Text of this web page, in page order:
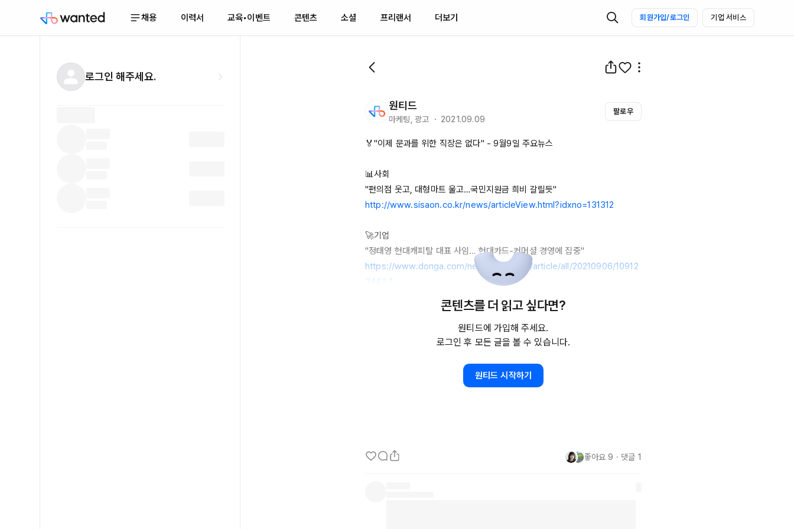
채용 이력서 교육•이벤트 콘텐츠 소셜 프리랜서 더보기 회원가입/로그인 기업 서비스
로그인 해주세요.
원티드
마케팅, 광고 ・ 2021.09.09
팔로우
🏅"이제 문과를 위한 직장은 없다" - 9월9일 주요뉴스
📊사회
http://www.sisaon.co.kr/news/articleView.html?idxno=131312
🚀기업
https://www.donga.com/news/Economy/article/all/20210906/10912
3443/1
https://www.chosun.com/culture-
콘텐츠를 더 읽고 싶다면?
원티드에 가입해 주세요.
로그인 후 모든 글을 볼 수 있습니다.
원티드 시작하기
좋아요 9 ・ 댓글 1